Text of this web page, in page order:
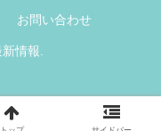
お問い合わせ
情報.